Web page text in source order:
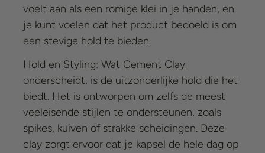
voelt aan als een romige klei in je handen, en
je kunt voelen dat het product bedoeld is om
een stevige hold te bieden.
Hold en Styling: Wat Cement Clay
onderscheidt, is de uitzonderlijke hold die het
biedt. Het is ontworpen om zelfs de meest
veeleisende stijlen te ondersteunen, zoals
spikes, kuiven of strakke scheidingen. Deze
clay zorgt ervoor dat je kapsel de hele dag op